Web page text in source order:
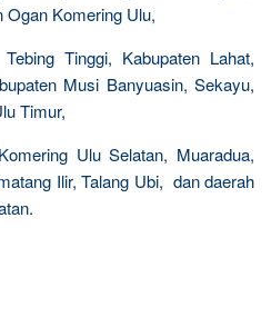
Ogan Komering Ulu,
Tinggi, Kabupaten Lahat,
Musi Banyuasin, Sekayu,
Timur,
Ulu Selatan, Muaradua,
Ilir, Talang Ubi, dan daerah